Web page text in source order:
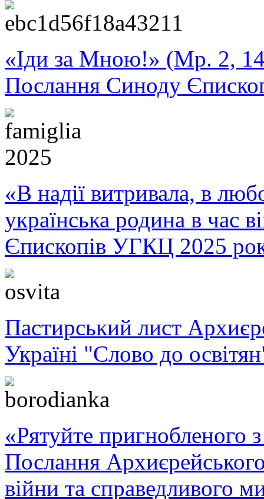
«Іди за Мною!» (Мр. 2,
Послання Синоду
«В надії витривала, в
українська родина в час
Єпископів УГКЦ 2025
Пастирський лист
Україні "Слово до
«Рятуйте пригнобленого
Послання
війни та справедливого